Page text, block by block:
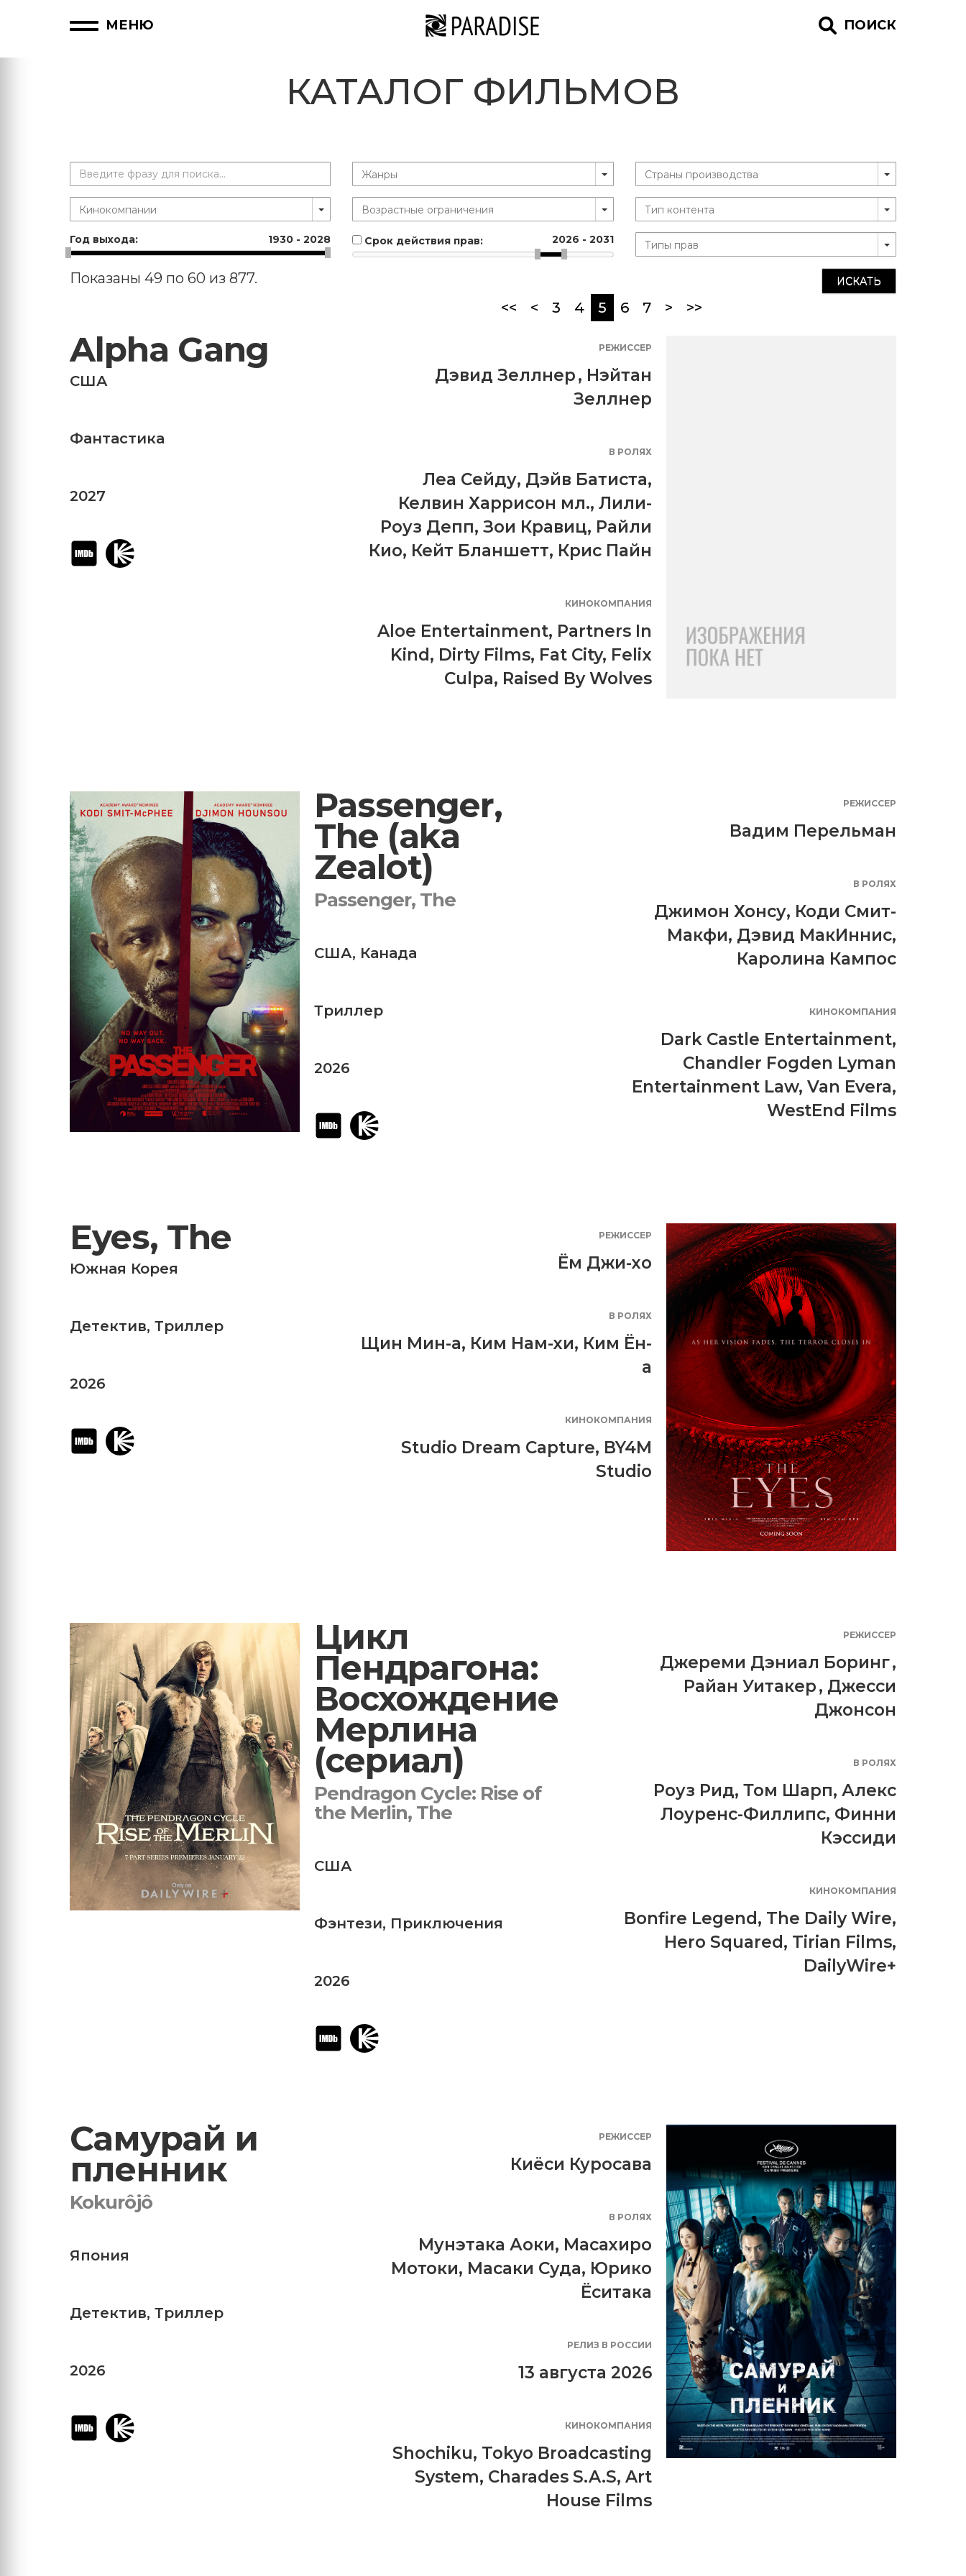
МЕНЮ ПОИСК
КАТАЛОГ ФИЛЬМОВ
Год выхода: 1930 -2028 Срок действия прав: 2026 - 2031
ИСКАТЬ
Показаны 49 по 60 из 877.
<<
< 3 4 5 (current)
6 7 > >>
Alpha Gang
США
Фантастика
2027
РЕЖИССЕР
Дэвид Зеллнер, Нэйтан
Зеллнер
В РОЛЯХ
Леа Сейду, Дэйв Батиста,
Келвин Харрисон мл., Лили-
Роуз Депп, Зои Кравиц, Райли
Кио, Кейт Бланшетт, Крис Пайн
КИНОКОМПАНИЯ
Aloe Entertainment, Partners In
Kind , Dirty Films, Fat City, Felix
Culpa, Raised By Wolves
Passenger,
The (aka
Zealot)
Passenger, The
США, Канада
Триллер
2026
РЕЖИССЕР
Вадим Перельман
В РОЛЯХ
Джимон Хонсу, Коди Смит-
Макфи, Дэвид МакИннис,
Каролина Кампос
КИНОКОМПАНИЯ
Dark Castle Entertainment,
Chandler Fogden Lyman
Entertainment Law, Van Evera,
WestEnd Films
Eyes, The
Южная Корея
Детектив, Триллер
2026
РЕЖИССЕР
Ём Джи-хо
В РОЛЯХ
Щин Мин-а, Ким Нам-хи, Ким Ён-
а
КИНОКОМПАНИЯ
Studio Dream Capture, BY4M
Studio
Цикл
Пендрагона:
Восхождение
Мерлина
(сериал)
Pendragon Cycle: Rise of
the Merlin, The
США
Фэнтези, Приключения
2026
РЕЖИССЕР
Джереми Дэниал Боринг,
Райан Уитакер, Джесси
Джонсон
В РОЛЯХ
Роуз Рид, Том Шарп, Алекс
Лоуренс-Филлипс, Финни
Кэссиди
КИНОКОМПАНИЯ
Bonfire Legend , The Daily Wire,
Hero Squared , Tirian Films,
DailyWire+
Самурай и
пленник
Kokurôjô
Япония
Детектив, Триллер
2026
РЕЖИССЕР
Киёси Куросава
В РОЛЯХ
Мунэтака Аоки, Масахиро
Мотоки, Масаки Суда, Юрико
Ёситака
РЕЛИЗ В РОССИИ
13 августа 2026
КИНОКОМПАНИЯ
Shochiku, Tokyo Broadcasting
System, Charades S.A.S, Art
House Films